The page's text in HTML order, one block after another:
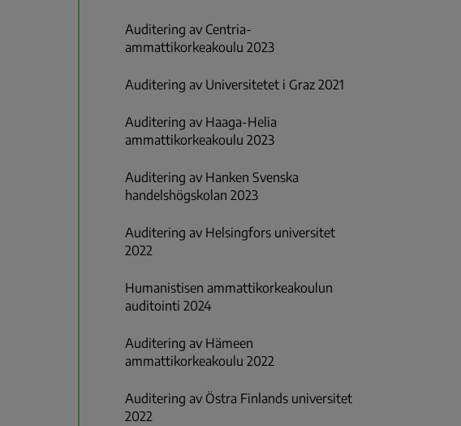
Auditering av Centria-
ammattikorkeakoulu 2023
Auditering av Universitetet i Graz 2021
Auditering av Haaga-Helia
ammattikorkeakoulu 2023
Auditering av Hanken Svenska
handelshögskolan 2023
Auditering av Helsingfors universitet
2022
Humanistisen ammattikorkeakoulun
auditointi 2024
Auditering av Hämeen
ammattikorkeakoulu 2022
Auditering av Östra Finlands universitet
2022